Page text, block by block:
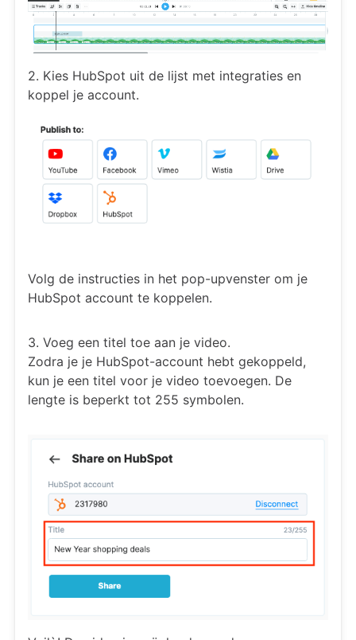
2. Kies HubSpot uit de lijst met integraties en
koppel je account.
Volg de instructies in het pop-upvenster om je
HubSpot account te koppelen.
3. Voeg een titel toe aan je video.
Zodra je je HubSpot-account hebt gekoppeld,
kun je een titel voor je video toevoegen. De
lengte is beperkt tot 255 symbolen.